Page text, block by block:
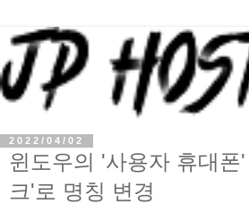
2022/04/02
윈도우의 '사용자 휴대폰
크'로 명칭 변경